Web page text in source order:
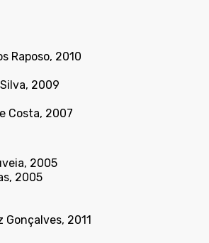
Raposo, 2010
2009
Costa, 2007
2005
2005
Gonçalves, 2011